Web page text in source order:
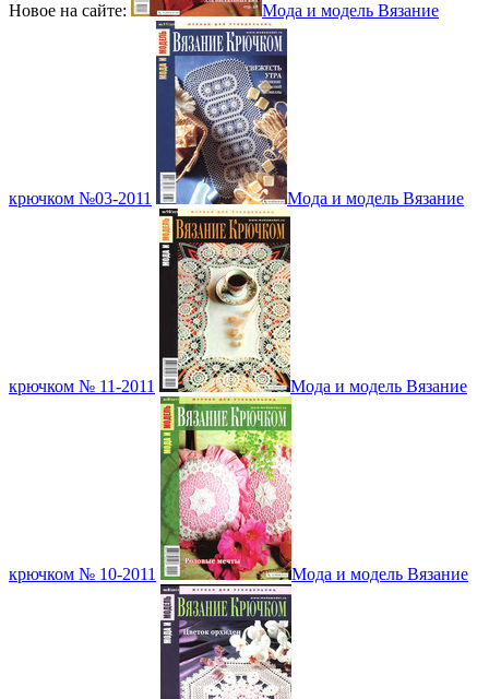
Новое на сайте: Мода и модель Вязание
крючком №03-2011 Мода и модель Вязание
крючком № 11-2011 Мода и модель Вязание
крючком № 10-2011 Мода и модель Вязание